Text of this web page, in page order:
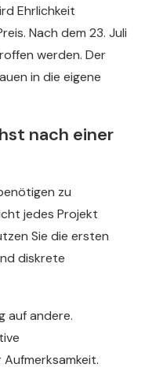
Ehrlichkeit
Nach dem 23. Juli
werden. Der
in die eigene
nach einer
zu
jedes Projekt
Sie die ersten
diskrete
auf andere.